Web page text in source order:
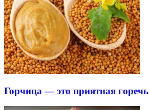
Горчица — это приятная горечь